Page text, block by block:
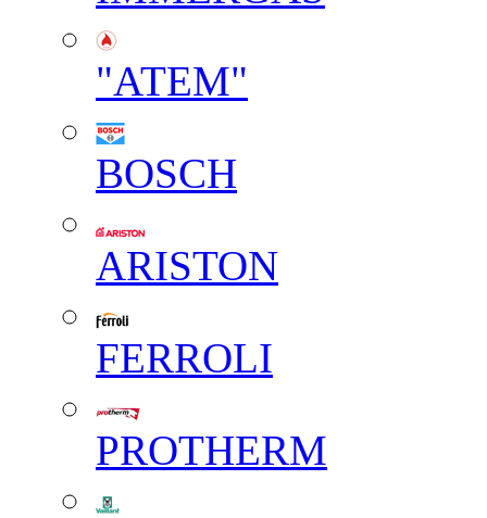
"АТЕМ"
BOSCH
ARISTON
FERROLI
PROTHERM